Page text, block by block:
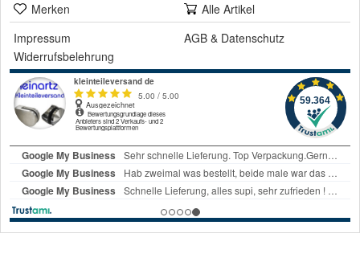
Merken
Alle Artikel
Impressum
AGB & Datenschutz
Widerrufsbelehrung